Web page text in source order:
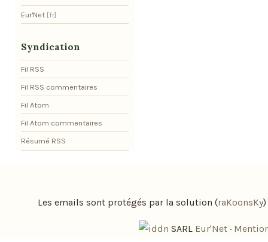
Eur'Net
Syndication
Fil RSS
Fil RSS commentaires
Fil Atom
Fil Atom commentaires
Résumé RSS
Les emails sont protégés par la solution (raKoonsKy)
SARL Eur'Net ·